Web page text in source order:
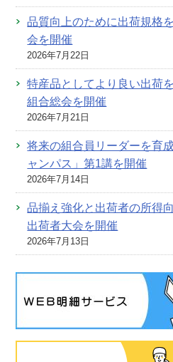
品質向上のために出荷規格
会を開催
2026年7月22日
特産品としてより良い出荷
組合総会を開催
2026年7月21日
将来の組合員リーダーを育
ャンパス」第1講を開催
2026年7月14日
品揃え強化と出荷者の所得
出荷者大会を開催
2026年7月13日